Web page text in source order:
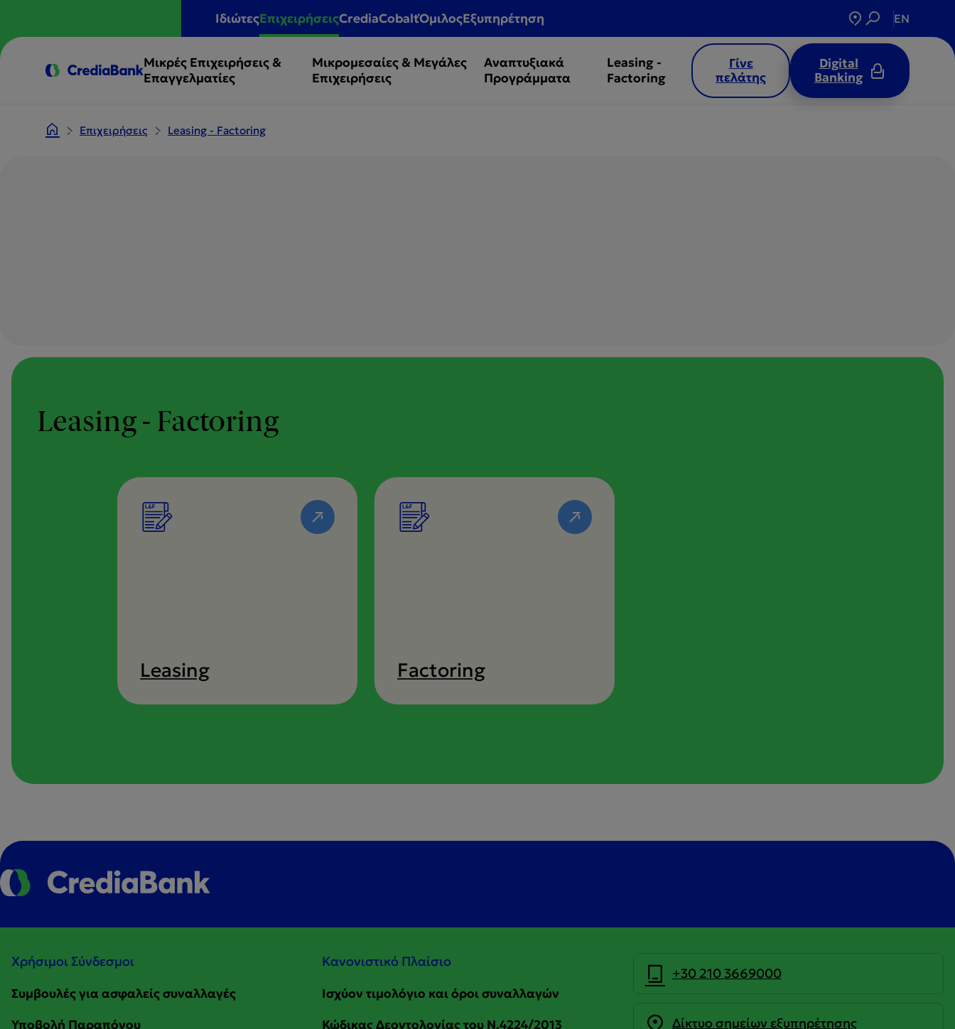
ΙδιώτεςΕπιχειρήσειςCrediaCobaltΌμιλοςΕξυπηρέτηση EN
Μικρές Επιχειρήσεις &
Επαγγελματίες
Μικρομεσαίες & Μεγάλες
Επιχειρήσεις
Αναπτυξιακά
Προγράμματα
Leasing -
Factoring
Γίνε
πελάτης
Digital
Banking
Επιχειρήσεις Leasing - Factoring
Leasing - Factoring
Leasing Factoring
Χρήσιμοι Σύνδεσμοι Κανονιστικό Πλαίσιο
+30 210 3669000
Δίκτυο σημείων εξυπηρέτησης